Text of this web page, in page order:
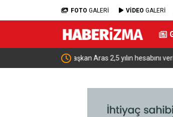
FOTO GALERİ VİDEO GALERİ
Yağmur suyu giderine sıkışan